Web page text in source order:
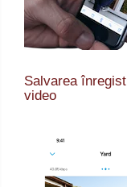
Salvarea
video